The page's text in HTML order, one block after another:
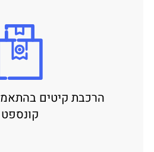
הרכבת קיטים
קונספט